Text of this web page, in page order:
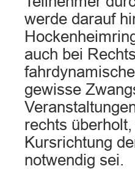
werde darauf
auch bei
gewisse
rechts
Kursrichtung
notwendig sei.